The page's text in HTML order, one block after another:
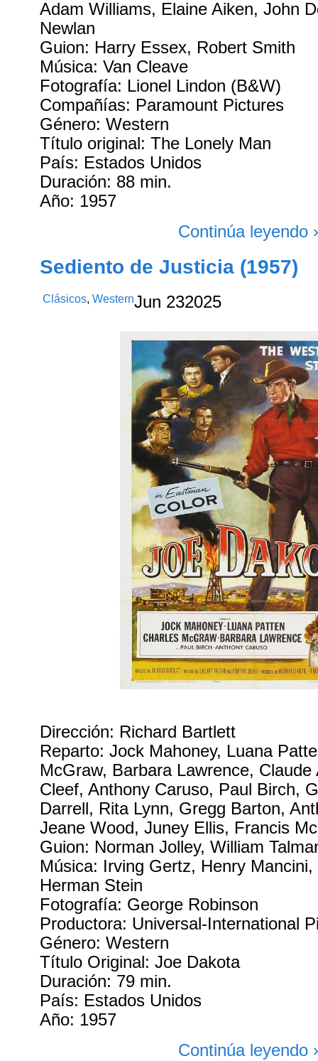
Adam Williams, Elaine Aiken, John
Newlan
Guion: Harry Essex, Robert Smith
Música: Van Cleave
Fotografía: Lionel Lindon (B&W)
Compañías: Paramount Pictures
Género: Western
Título original: The Lonely Man
País: Estados Unidos
Duración: 88 min.
Año: 1957
Continúa leyendo
Sediento de Justicia (1957)
Clásicos,WesternJun 232025
Dirección: Richard Bartlett
Reparto: Jock Mahoney, Luana
McGraw, Barbara Lawrence, Claude
Cleef, Anthony Caruso, Paul Birch,
Darrell, Rita Lynn, Gregg Barton,
Jeane Wood, Juney Ellis, Francis
Guion: Norman Jolley, William
Música: Irving Gertz, Henry
Herman Stein
Fotografía: George Robinson
Productora: Universal-International
Género: Western
Título Original: Joe Dakota
Duración: 79 min.
País: Estados Unidos
Año: 1957
Continúa leyendo